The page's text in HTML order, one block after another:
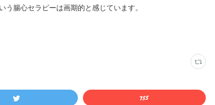
腸心セラピーは画期的と感じています。